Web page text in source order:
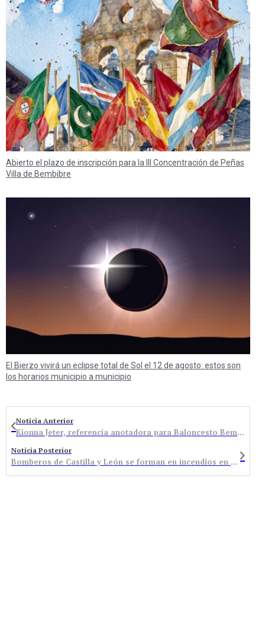
Abierto el plazo de inscripción para la III Concentración de Peñas
Villa de Bembibre
El Bierzo vivirá un eclipse total de Sol el 12 de agosto: estos son
los horarios municipio a municipio
Noticia Anterior
Kionna Jeter, referencia anotadora para Baloncesto Bembibre
Noticia Posterior
Bomberos de Castilla y León se forman en incendios en túneles en La Escuela Laboral del Bierzo de Folgoso de la Ribera